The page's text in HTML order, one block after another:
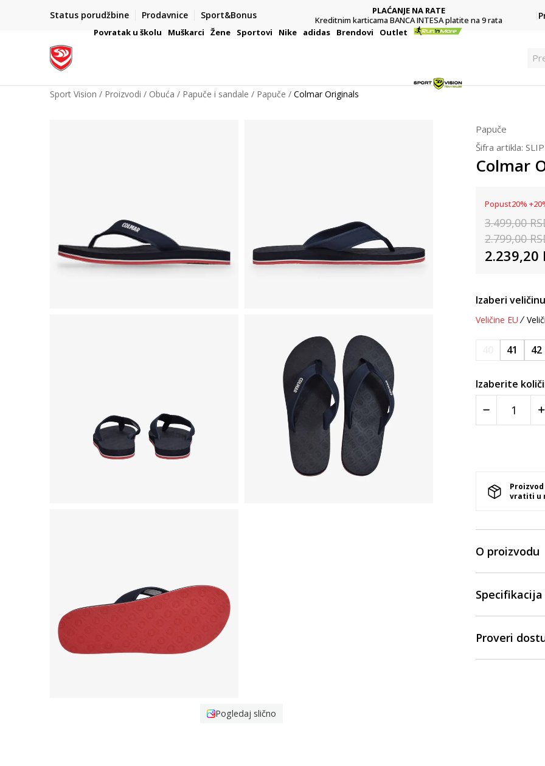
Status porudžbine Prodavnice Sport&Bonus
VAŽNO OBAVEŠTENJE ZA POTROŠAČE
PLAĆANJE NA RATE
Kreditnim karticama BANCA INTESA platite na 9 rata
Povratak u školu Muškarci Žene Sportovi Nike adidas Brendovi Outlet
Sport Vision Proizvodi Obuća Papuče i sandale Papuče Colmar Originals
Pogledaj slično
Papuče
Šifra artikla:
Colmar
Popust20% +20
3.499,00
2.799,00
2.239,20
Izaberi
Veličine EU
41 42
Izaberite
vratiti u
O proizvodu
Specifikacija
Proveri